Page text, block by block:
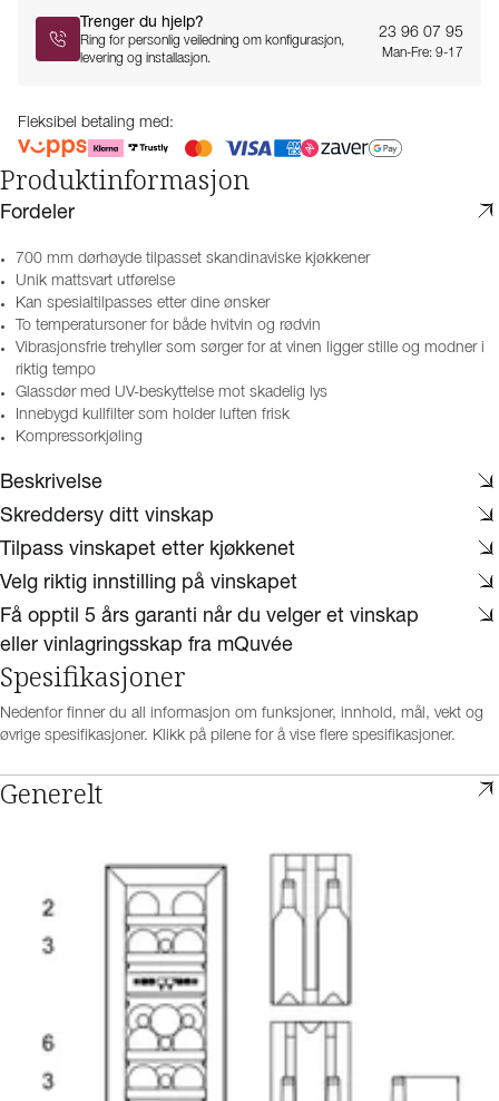
Trenger du hjelp?
Ring for personlig veiledning om konfigurasjon,
levering og installasjon.
23 96 07 95
Man-Fre: 9-17
Fleksibel betaling med:
Produktinformasjon
Fordeler
700 mm dørhøyde tilpasset skandinaviske kjøkkener
Unik mattsvart utførelse
Kan spesialtilpasses etter dine ønsker
To temperatursoner for både hvitvin og rødvin
Vibrasjonsfrie trehyller som sørger for at vinen ligger stille og modner i
riktig tempo
Glassdør med UV-beskyttelse mot skadelig lys
Innebygd kullfilter som holder luften frisk
Kompressorkjøling
Beskrivelse
Skreddersy ditt vinskap
Tilpass vinskapet etter kjøkkenet
Velg riktig innstilling på vinskapet
Få opptil 5 års garanti når du velger et vinskap
eller vinlagringsskap fra mQuvée
Spesifikasjoner
Nedenfor finner du all informasjon om funksjoner, innhold, mål, vekt og
øvrige spesifikasjoner. Klikk på pilene for å vise flere spesifikasjoner.
Generelt